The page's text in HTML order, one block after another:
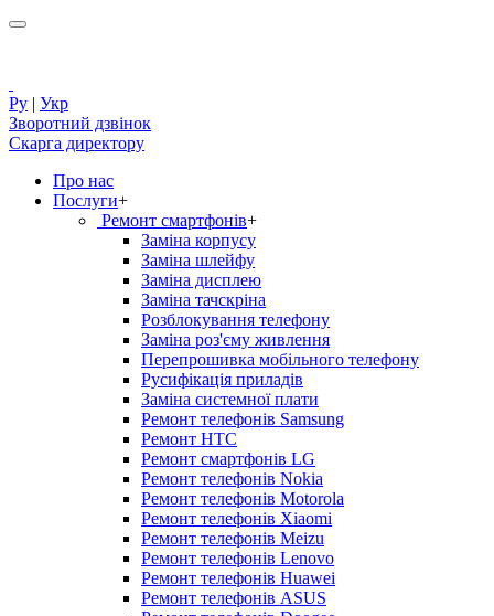
Ру | Укр
Зворотний дзвінок
Скарга директору
Про нас
Послуги+
Ремонт смартфонів+
Заміна корпусу
Заміна шлейфу
Заміна дисплею
Заміна тачскріна
Розблокування телефону
Заміна роз'єму живлення
Перепрошивка мобільного телефону
Русифікація приладів
Заміна системної плати
Ремонт телефонів Samsung
Ремонт HTC
Ремонт смартфонів LG
Ремонт телефонів Nokia
Ремонт телефонів Motorola
Ремонт телефонів Xiaomi
Ремонт телефонів Meizu
Ремонт телефонів Lenovo
Ремонт телефонів Huawei
Ремонт телефонів ASUS